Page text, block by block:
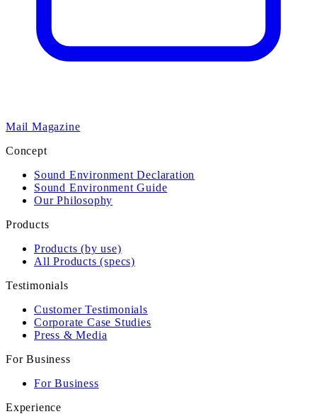
Mail Magazine
Concept
Sound Environment Declaration
Sound Environment Guide
Our Philosophy
Products
Products (by use)
All Products (specs)
Testimonials
Customer Testimonials
Corporate Case Studies
Press & Media
For Business
For Business
Experience